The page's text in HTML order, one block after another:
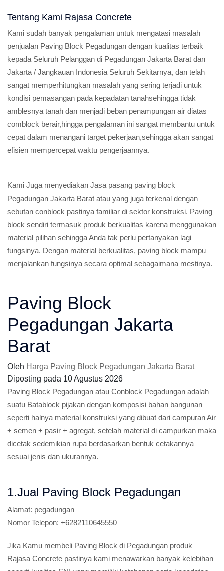
Tentang Kami Rajasa Concrete
Kami sudah banyak pengalaman untuk mengatasi masalah
penjualan Paving Block Pegadungan dengan kualitas terbaik
kepada Seluruh Pelanggan di Pegadungan Jakarta Barat dan
Jakarta / Jangkauan Indonesia Seluruh Sekitarnya, dan telah
sangat memperhitungkan masalah yang sering terjadi untuk
kondisi pemasangan pada kepadatan tanahsehingga tidak
amblesnya tanah dan menjadi beban penampungan air diatas
comblock berair,hingga pengalaman ini sangat membantu untuk
cepat dalam menangani target pekerjaan,sehingga akan sangat
efisien mempercepat waktu pengerjaannya.
Kami Juga menyediakan Jasa pasang paving block
Pegadungan Jakarta Barat atau yang juga terkenal dengan
sebutan conblock pastinya familiar di sektor konstruksi. Paving
block sendiri termasuk produk berkualitas karena menggunakan
material pilihan sehingga Anda tak perlu pertanyakan lagi
fungsinya. Dengan material berkualitas, paving block mampu
menjalankan fungsinya secara optimal sebagaimana mestinya.
Paving Block
Pegadungan Jakarta
Barat
Oleh Harga Paving Block Pegadungan Jakarta Barat
Diposting pada 10 Agustus 2026
Paving Block Pegadungan atau Conblock Pegadungan adalah
suatu Batablock pijakan dengan komposisi bahan bangunan
seperti halnya material konstruksi yang dibuat dari campuran Air
+ semen + pasir + agregat, setelah material di campurkan maka
dicetak sedemikian rupa berdasarkan bentuk cetakannya
sesuai jenis dan ukurannya.
1.Jual Paving Block Pegadungan
Alamat: pegadungan
Nomor Telepon: +6282110645550
Jika Kamu membeli Paving Block di Pegadungan produk
Rajasa Concrete pastinya kami menawarkan banyak kelebihan